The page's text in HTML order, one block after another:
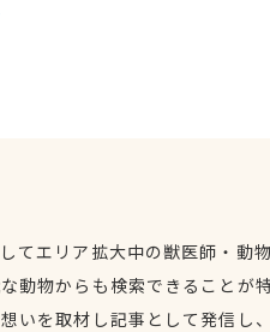
てエリア拡大中の獣医師・動
動物からも検索できることが
いを取材し記事として発信し